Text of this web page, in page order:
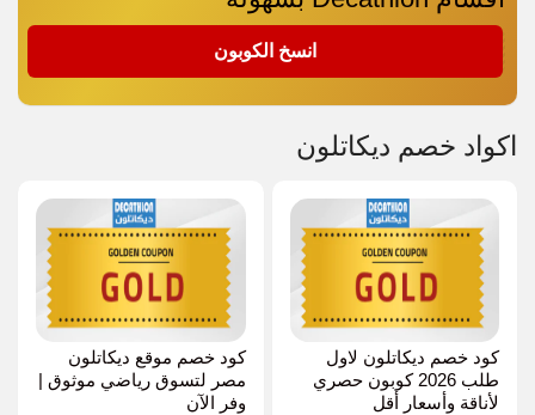
انسخ الكوبون
اكواد خصم ديكاتلون
كود خصم ديكاتلون لاول
طلب 2026 كوبون حصري
لأناقة وأسعار أقل
كود خصم موقع ديكاتلون
مصر لتسوق رياضي موثوق |
وفر الآن